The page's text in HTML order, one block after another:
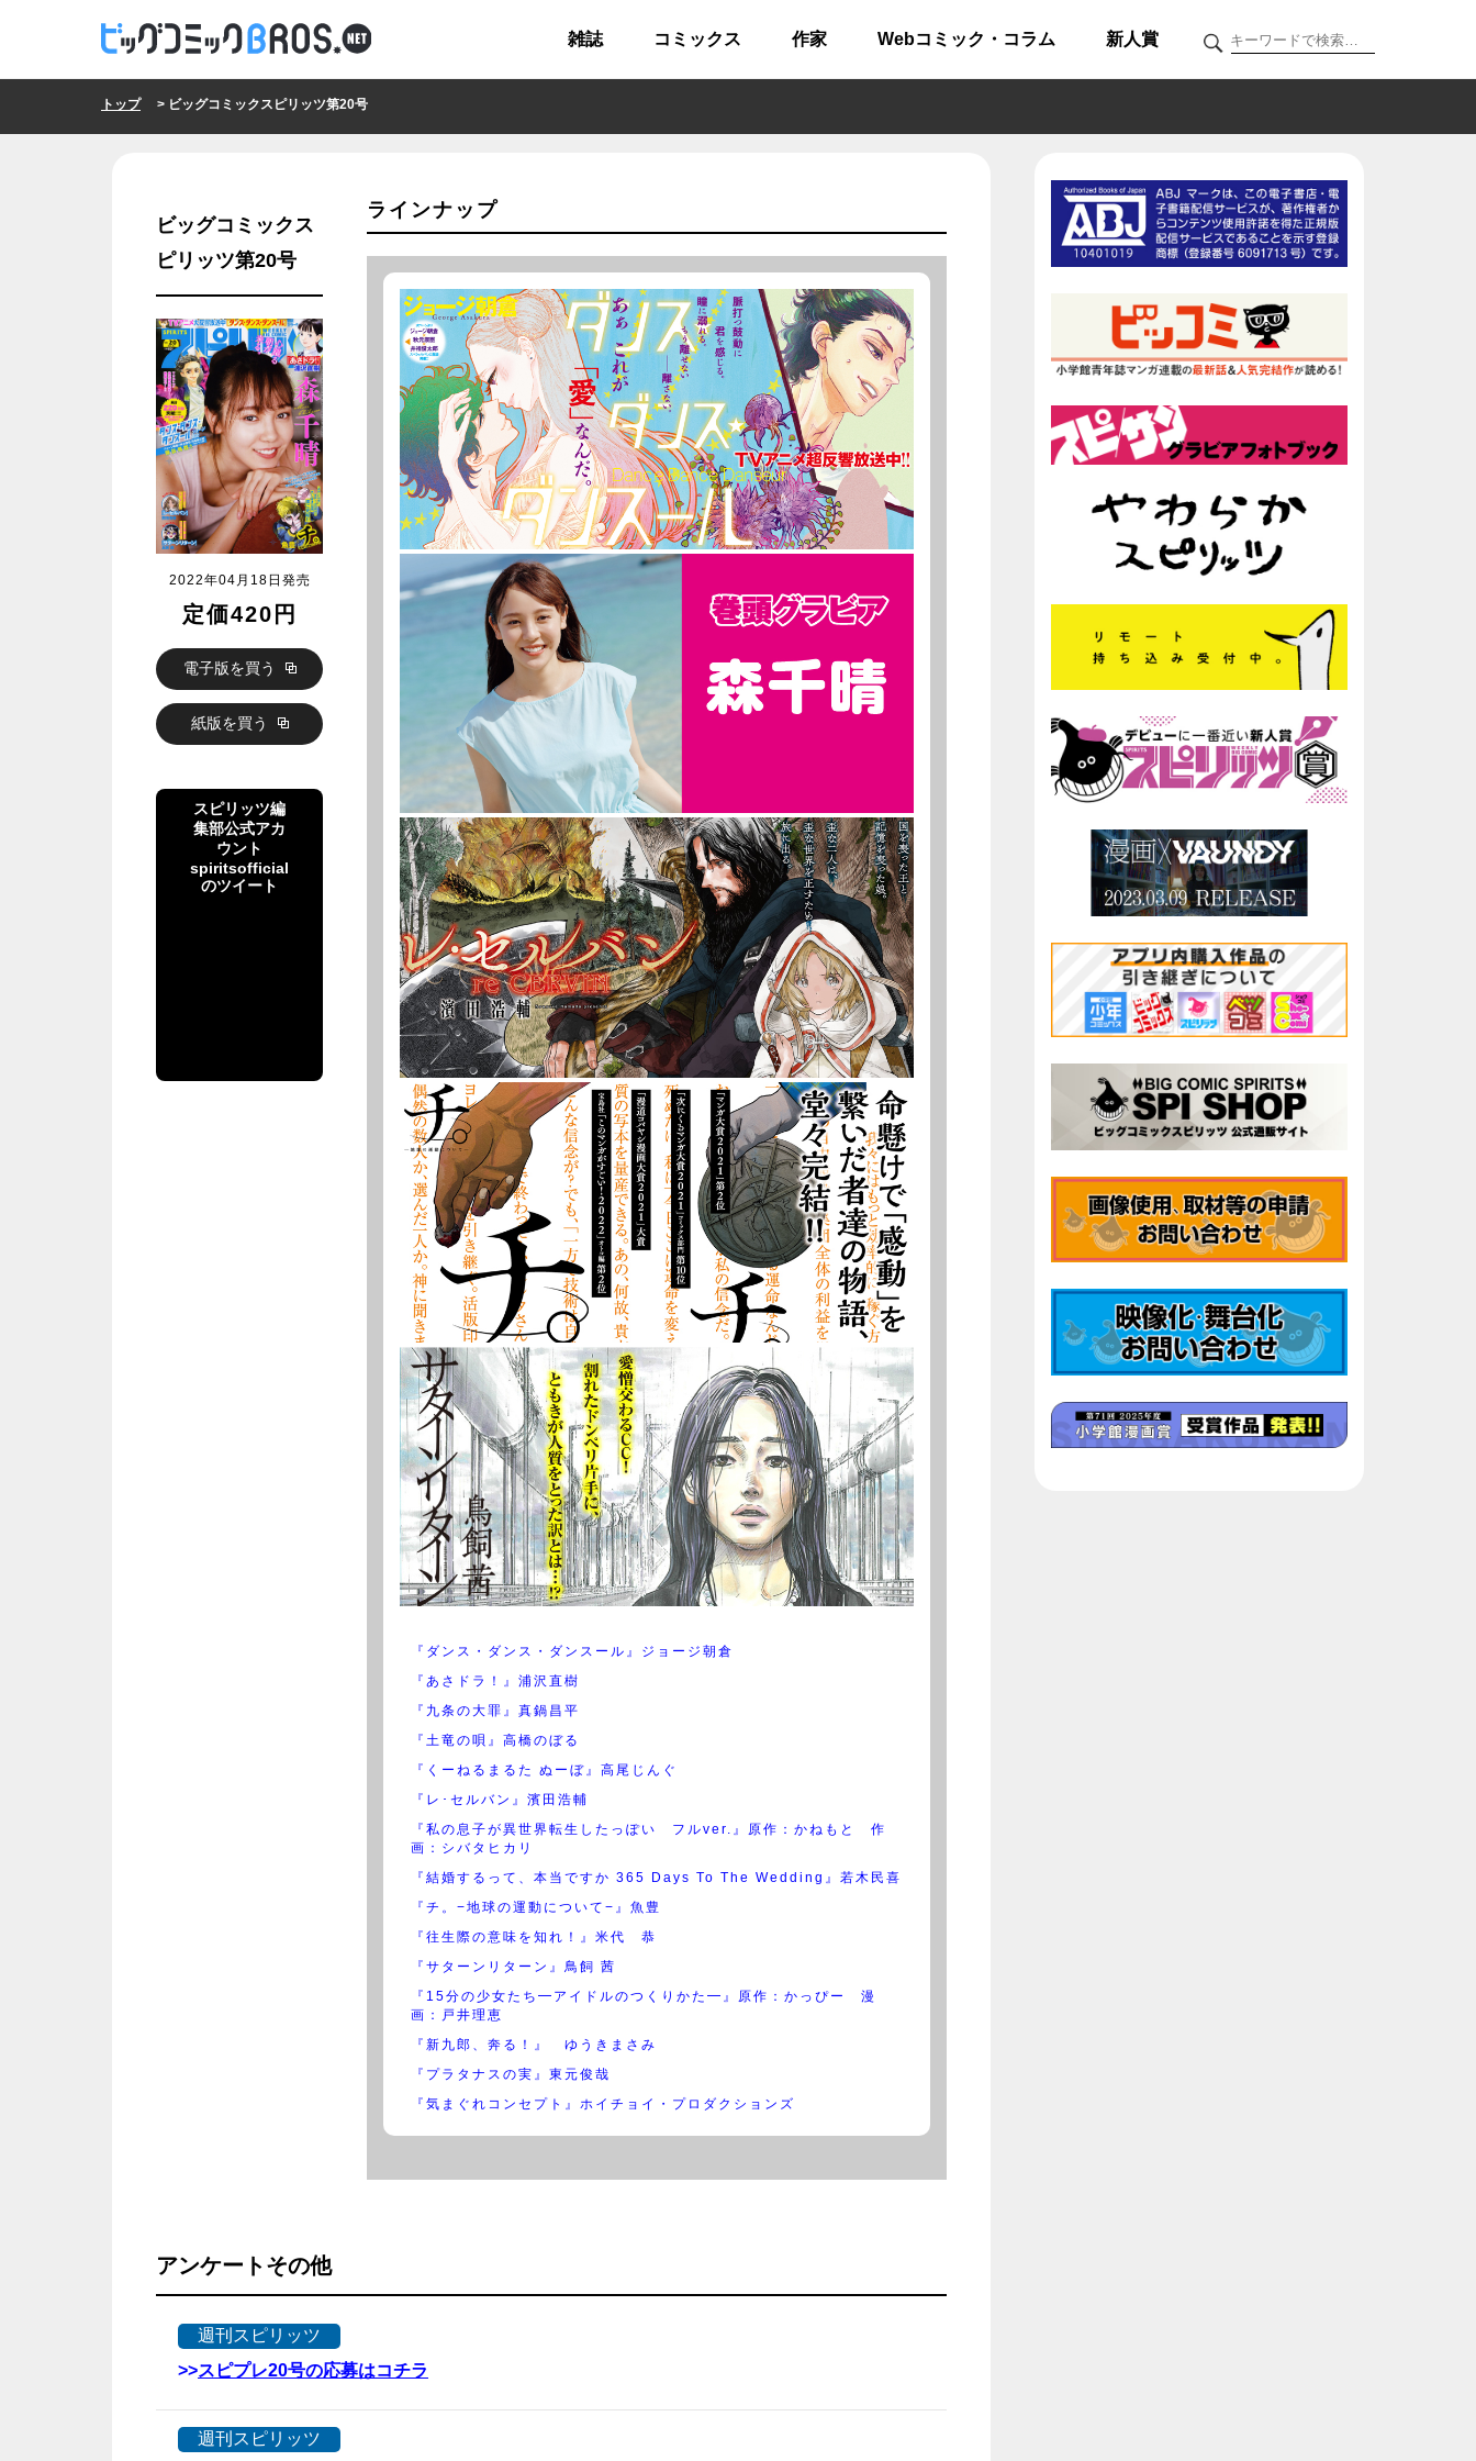
雑誌 コミックス 作家 Webコミック・コラム 新人賞
トップ> ビッグコミックスピリッツ第20号
ビッグコミックス
ピリッツ第20号
2022年04月18日発売
定価420円
電子版を買う
紙版を買う
スピリッツ編
集部公式アカ
ウント
spiritsofficial
のツイート
ラインナップ
『ダンス・ダンス・ダンスール』ジョージ朝倉
『あさドラ！』浦沢直樹
『九条の大罪』真鍋昌平
『土竜の唄』高橋のぼる
『くーねるまるた ぬーぼ』高尾じんぐ
『レ･セルバン』濱田浩輔
『私の息子が異世界転生したっぽい フルver.』原作：かねもと 作
画：シバタヒカリ
『結婚するって、本当ですか 365 Days To The Wedding』若木民喜
『チ。−地球の運動について−』魚豊
『往生際の意味を知れ！』米代 恭
『サターンリターン』鳥飼 茜
『15分の少女たち━アイドルのつくりかた━』原作：かっぴー 漫
画：戸井理恵
『新九郎、奔る！』 ゆうきまさみ
『プラタナスの実』東元俊哉
『気まぐれコンセプト』ホイチョイ・プロダクションズ
アンケートその他
週刊スピリッツ
>>スピプレ20号の応募はコチラ
週刊スピリッツ